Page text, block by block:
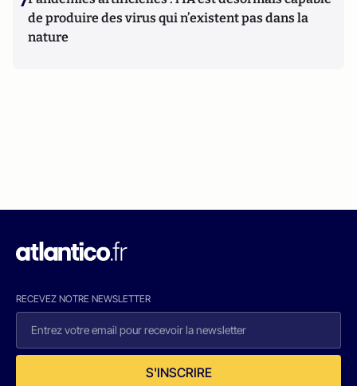
de produire des virus qui n’existent pas dans la
nature
RECEVEZ NOTRE NEWSLETTER
S'INSCRIRE